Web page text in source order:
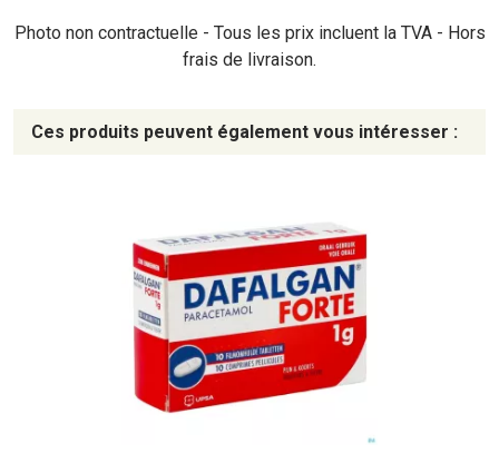
Photo non contractuelle - Tous les prix incluent la TVA - Hors
frais de livraison.
Ces produits peuvent également vous intéresser :